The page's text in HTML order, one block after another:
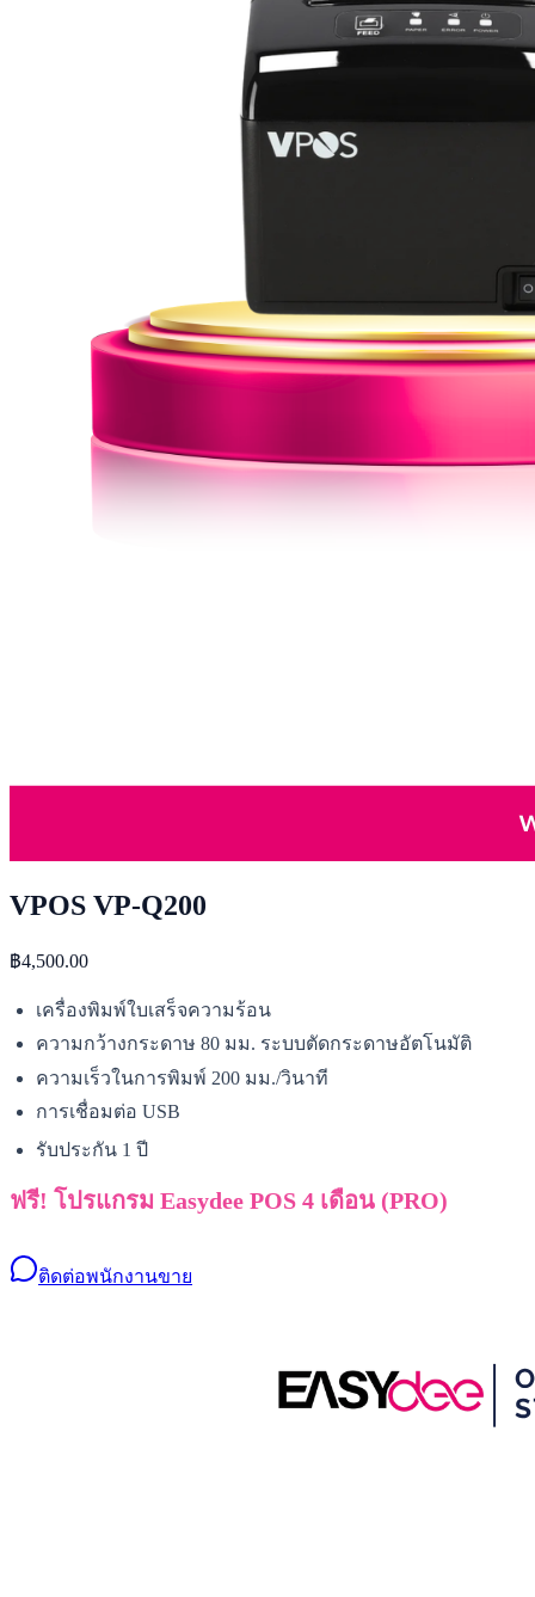
VPOS VP-Q200
฿4,500.00
เครื่องพิมพ์ใบเสร็จความร้อน
ความกว้างกระดาษ 80 มม. ระบบตัดกระดาษอัตโนมัติ
ความเร็วในการพิมพ์ 200 มม./วินาที
การเชื่อมต่อ USB
รับประกัน 1 ปี
ฟรี! โปรแกรม Easydee POS 4 เดือน (PRO)
ติดต่อพนักงานขาย